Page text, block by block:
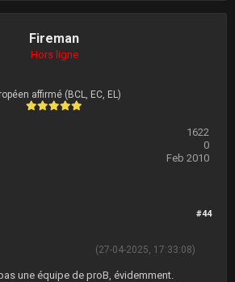
Fireman
Hors ligne
affirmé (BCL, EC, EL)
1622
0
Feb 2010
#44
(27-04-2025, 17:33:08)
une équipe de proB, évidemment.